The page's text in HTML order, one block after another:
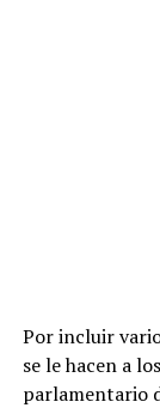
Por incluir
se le hacen a
parlamentario